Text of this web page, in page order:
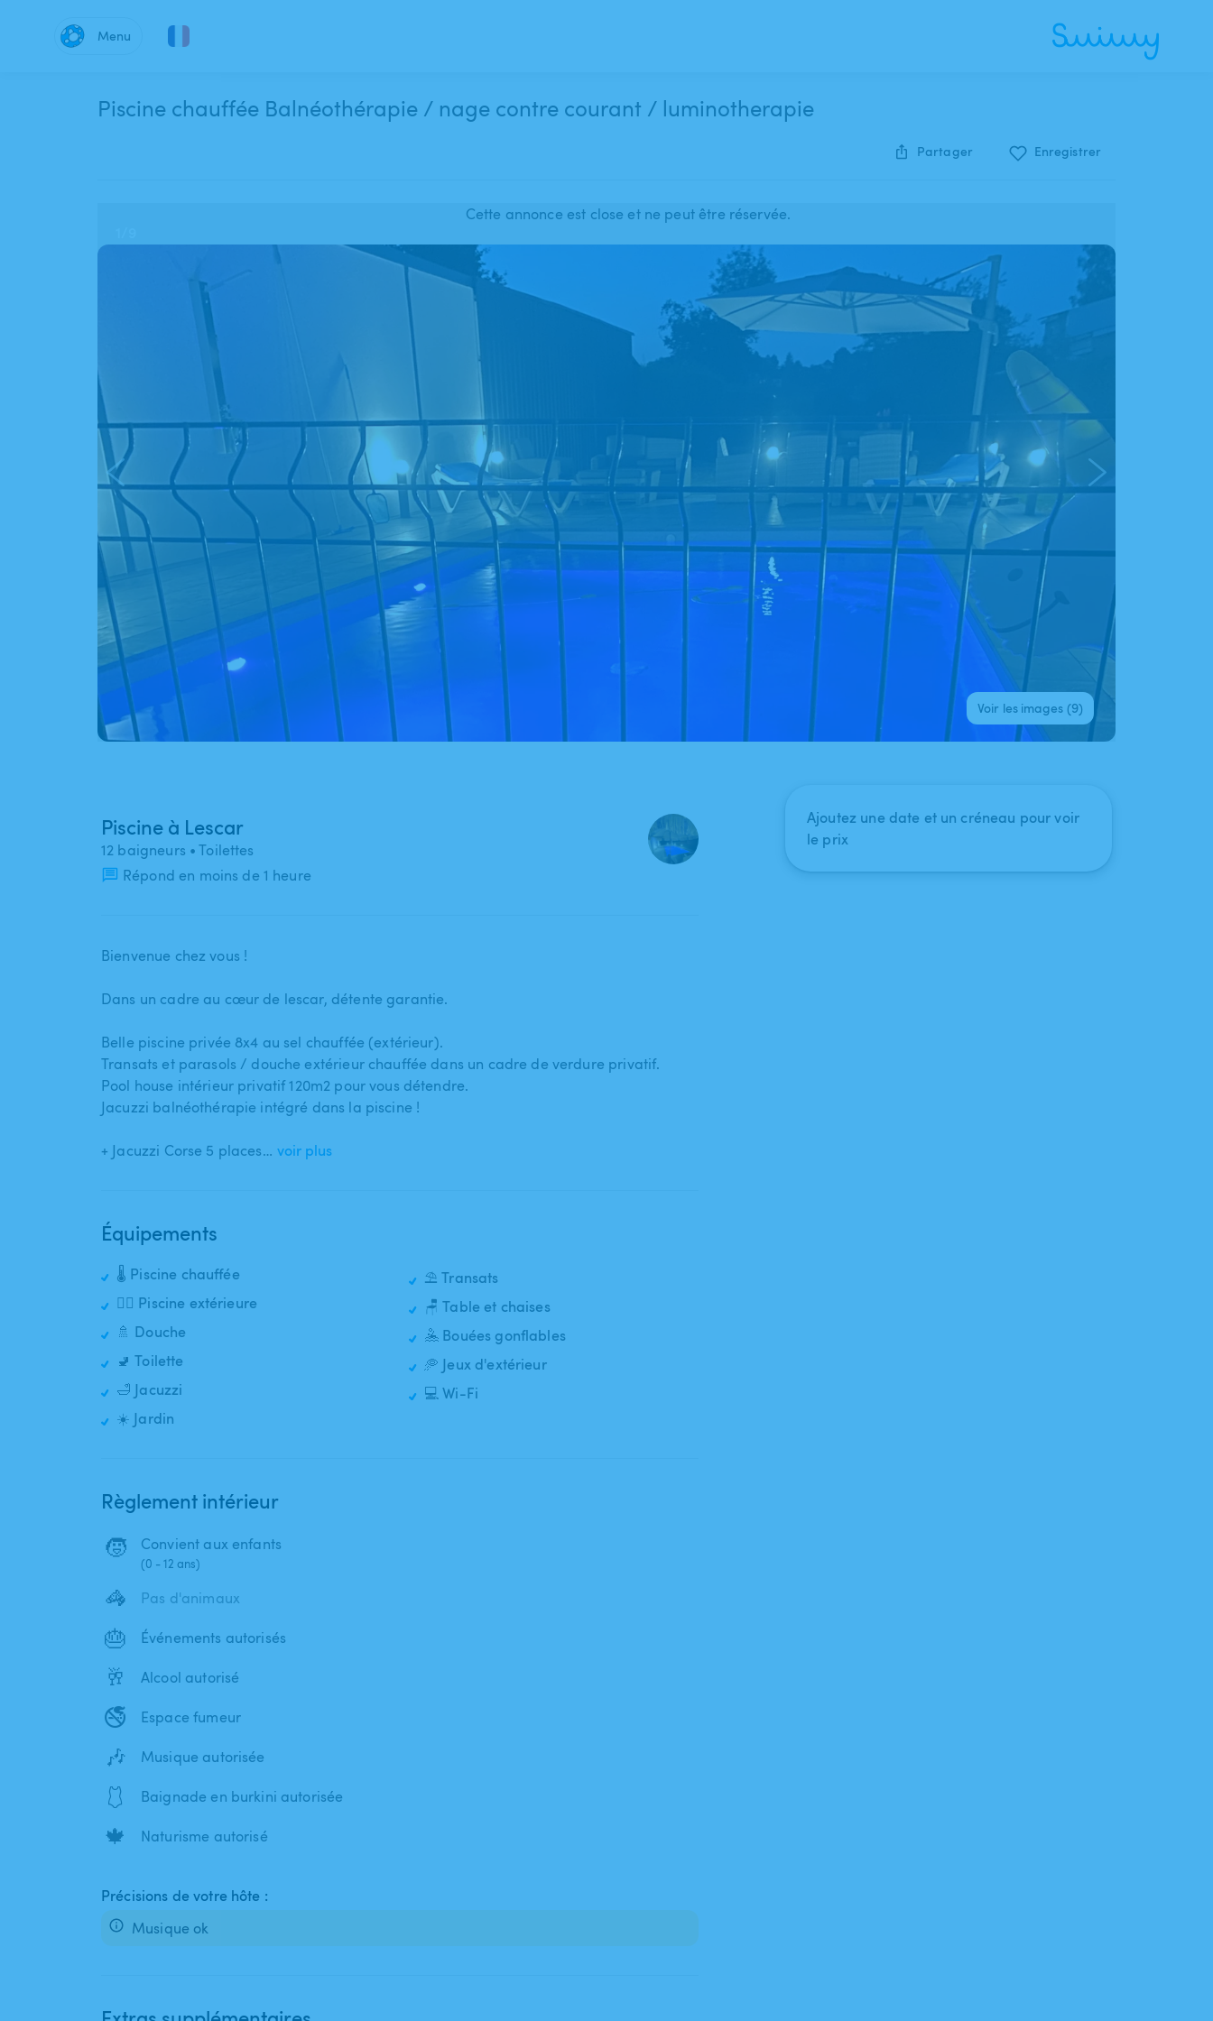
Menu
Piscine chauffée Balnéothérapie / nage contre courant / luminotherapie
Partager Enregistrer
Cette annonce est close et ne peut être réservée.
Voir les images (9)
Piscine à Lescar
12 baigneurs • Toilettes
Répond en moins de 1 heure
Bienvenue chez vous !
Dans un cadre au cœur de lescar​,​ détente garantie.
Belle piscine privée 8x4 au sel chauffée (extérieur).
Transats et parasols ​/​ douche extérieur chauffée dans un cadre de verdure privatif.
Pool house intérieur privatif 120m2 pour vous détendre.
Jacuzzi balnéothérapie intégré dans la piscine !
+ Jacuzzi Corse 5 places… voir plus
Équipements
🌡️ Piscine chauffée
🏊‍♂️ Piscine extérieure
🚿 Douche
🚽 Toilette
🛁 Jacuzzi
☀️ Jardin
⛱️ Transats
🪑 Table et chaises
🤽 Bouées gonflables
🥏 Jeux d'extérieur
💻 Wi-Fi
Règlement intérieur
🧒 Convient aux enfants
(0 - 12 ans)
🦓 Pas d'animaux
🎂 Événements autorisés
🥂 Alcool autorisé
🚭 Espace fumeur
🎶 Musique autorisée
🩱 Baignade en burkini autorisée
🍁 Naturisme autorisé
Précisions de votre hôte :
Musique ok
Ajoutez une date et un créneau pour voir
le prix